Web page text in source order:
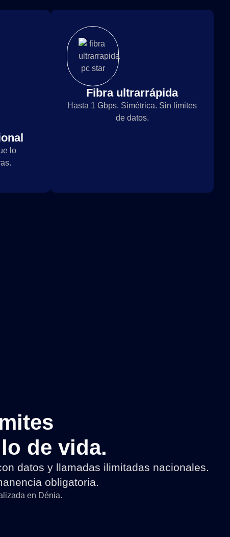
lo
Fibra ultrarrápida
Hasta 1 Gbps. Simétrica. Sin límites
de datos.
de vida.
datos y llamadas ilimitadas nacionales.
obligatoria.
en Dénia.